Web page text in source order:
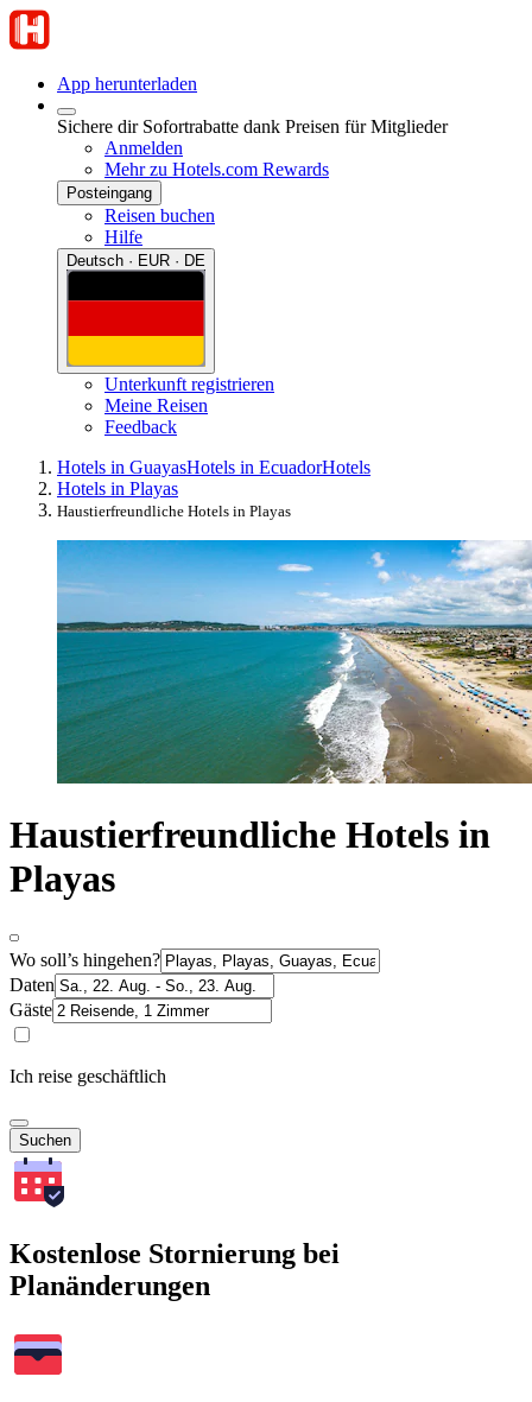
App herunterladen
Sichere dir Sofortrabatte dank Preisen für Mitglieder
Anmelden
Mehr zu Hotels.com Rewards
Posteingang
Reisen buchen
Hilfe
Deutsch · EUR · DE
Unterkunft registrieren
Meine Reisen
Feedback
Hotels in GuayasHotels in EcuadorHotels
Hotels in Playas
Haustierfreundliche Hotels in Playas
Haustierfreundliche Hotels in
Playas
Wo soll’s hingehen?
Daten
Gäste
Ich reise geschäftlich
Suchen
Kostenlose Stornierung bei
Planänderungen